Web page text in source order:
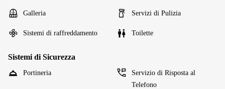
Galleria Servizi di Pulizia
Sistemi di raffreddamento Toilette
Sistemi di Sicurezza
Portineria
Servizio di Risposta al
Telefono